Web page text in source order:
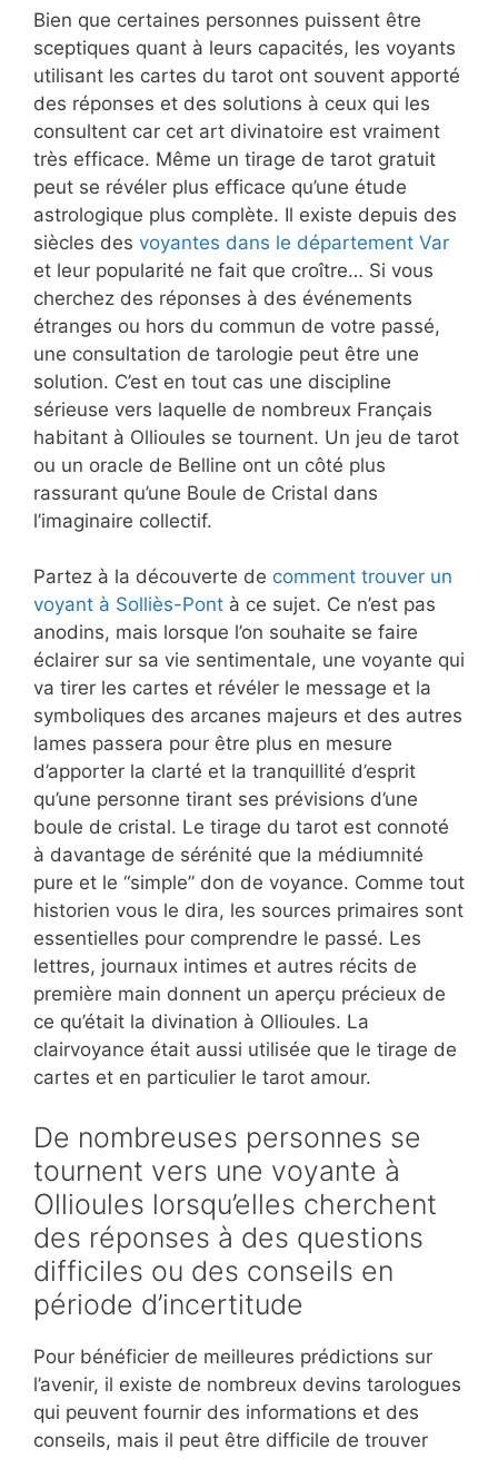
Bien que certaines personnes puissent être
sceptiques quant à leurs capacités, les voyants
utilisant les cartes du tarot ont souvent apporté
des réponses et des solutions à ceux qui les
consultent car cet art divinatoire est vraiment
très efficace. Même un tirage de tarot gratuit
peut se révéler plus efficace qu’une étude
astrologique plus complète. Il existe depuis des
siècles des voyantes dans le département Var
et leur popularité ne fait que croître… Si vous
cherchez des réponses à des événements
étranges ou hors du commun de votre passé,
une consultation de tarologie peut être une
solution. C’est en tout cas une discipline
sérieuse vers laquelle de nombreux Français
habitant à Ollioules se tournent. Un jeu de tarot
ou un oracle de Belline ont un côté plus
rassurant qu’une Boule de Cristal dans
l’imaginaire collectif.
Partez à la découverte de comment trouver un
voyant à Solliès-Pont à ce sujet. Ce n’est pas
anodins, mais lorsque l’on souhaite se faire
éclairer sur sa vie sentimentale, une voyante qui
va tirer les cartes et révéler le message et la
symboliques des arcanes majeurs et des autres
lames passera pour être plus en mesure
d’apporter la clarté et la tranquillité d’esprit
qu’une personne tirant ses prévisions d’une
boule de cristal. Le tirage du tarot est connoté
à davantage de sérénité que la médiumnité
pure et le “simple” don de voyance. Comme tout
historien vous le dira, les sources primaires sont
essentielles pour comprendre le passé. Les
lettres, journaux intimes et autres récits de
première main donnent un aperçu précieux de
ce qu’était la divination à Ollioules. La
clairvoyance était aussi utilisée que le tirage de
cartes et en particulier le tarot amour.
De nombreuses personnes se
tournent vers une voyante à
Ollioules lorsqu’elles cherchent
des réponses à des questions
difficiles ou des conseils en
période d’incertitude
Pour bénéficier de meilleures prédictions sur
l’avenir, il existe de nombreux devins tarologues
qui peuvent fournir des informations et des
conseils, mais il peut être difficile de trouver